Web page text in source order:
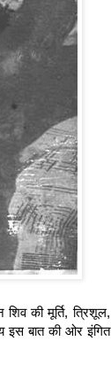
की मूर्ति, त्रिशूल,
इस बात की ओर इंगित